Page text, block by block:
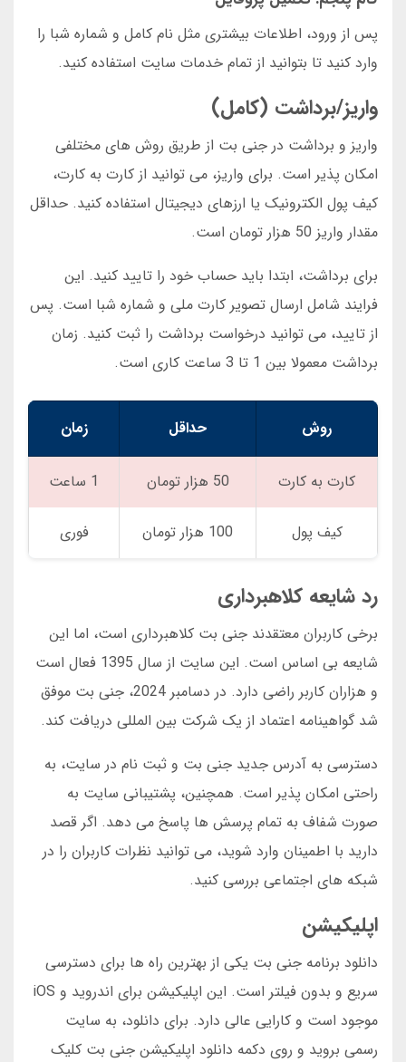
پس از ورود، اطلاعات بیشتری مثل نام کامل و شماره شبا را
وارد کنید تا بتوانید از تمام خدمات سایت استفاده کنید.
واریز/برداشت (کامل)
واریز و برداشت در جنی بت از طریق روش های مختلفی
امکان پذیر است. برای واریز، می توانید از کارت به کارت،
کیف پول الکترونیک یا ارزهای دیجیتال استفاده کنید. حداقل
مقدار واریز 50 هزار تومان است.
برای برداشت، ابتدا باید حساب خود را تایید کنید. این
فرایند شامل ارسال تصویر کارت ملی و شماره شبا است. پس
از تایید، می توانید درخواست برداشت را ثبت کنید. زمان
برداشت معمولا بین 1 تا 3 ساعت کاری است.
روش حداقل زمان
کارت به کارت 50 هزار تومان 1 ساعت
کیف پول 100 هزار تومان فوری
رد شایعه کلاهبرداری
برخی کاربران معتقدند جنی بت کلاهبرداری است، اما این
شایعه بی اساس است. این سایت از سال 1395 فعال است
و هزاران کاربر راضی دارد. در دسامبر 2024، جنی بت موفق
شد گواهینامه اعتماد از یک شرکت بین المللی دریافت کند.
دسترسی به آدرس جدید جنی بت و ثبت نام در سایت، به
راحتی امکان پذیر است. همچنین، پشتیبانی سایت به
صورت شفاف به تمام پرسش ها پاسخ می دهد. اگر قصد
دارید با اطمینان وارد شوید، می توانید نظرات کاربران را در
شبکه های اجتماعی بررسی کنید.
اپلیکیشن
دانلود برنامه جنی بت یکی از بهترین راه ها برای دسترسی
سریع و بدون فیلتر است. این اپلیکیشن برای اندروید و iOS
موجود است و کارایی عالی دارد. برای دانلود، به سایت
رسمی بروید و روی دکمه دانلود اپلیکیشن جنی بت کلیک